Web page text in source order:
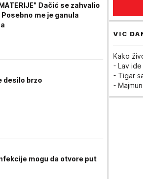
Dačić se zahvalio
me je ganula
desilo brzo
mogu da otvore put
većih
VIC
Kako
- Lav ide
- Tigar
-